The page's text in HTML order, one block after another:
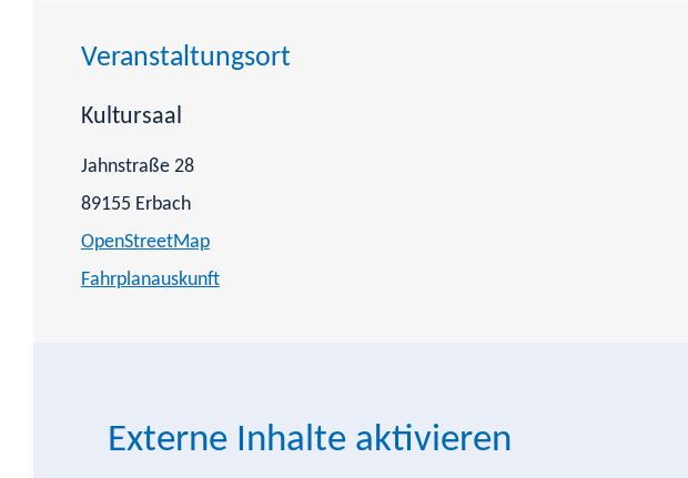
Veranstaltungsort
Kultursaal
Jahnstraße 28
89155 Erbach
OpenStreetMap
Fahrplanauskunft
Externe Inhalte aktivieren